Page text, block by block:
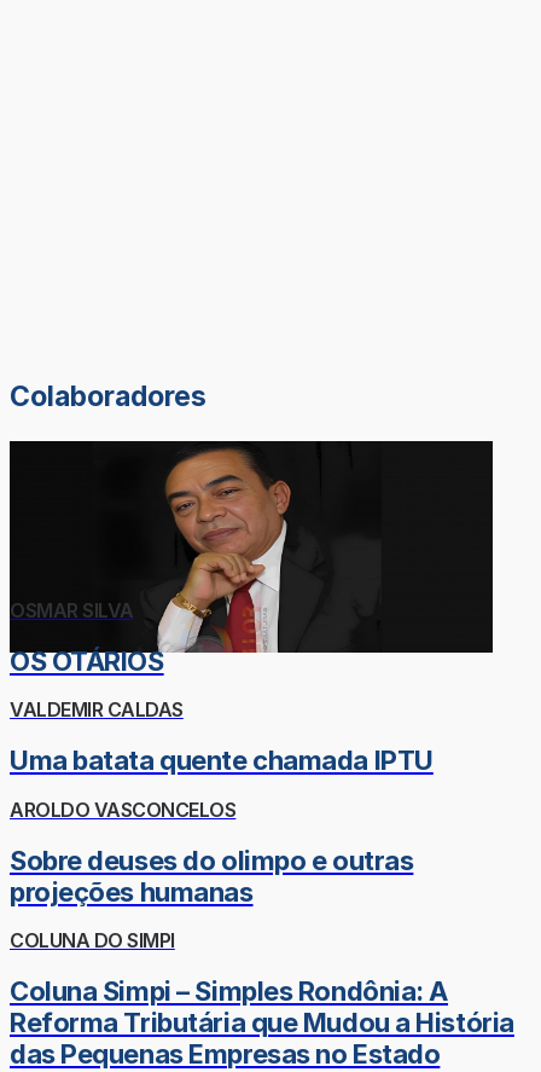
Colaboradores
OSMAR SILVA
OS OTÁRIOS
VALDEMIR CALDAS
Uma batata quente chamada IPTU
AROLDO VASCONCELOS
Sobre deuses do olimpo e outras
projeções humanas
COLUNA DO SIMPI
Coluna Simpi – Simples Rondônia: A
Reforma Tributária que Mudou a História
das Pequenas Empresas no Estado